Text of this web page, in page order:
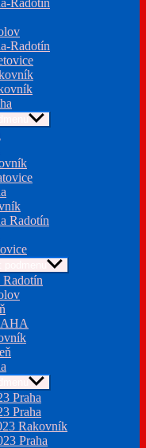
Radotín
Radotín
Radotín
Radotín
Praha
Praha
Rakovník
Praha